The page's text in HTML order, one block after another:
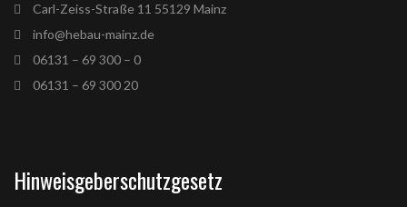
Carl-Zeiss-Straße 11 55129 Mainz
info@hebau-mainz.de
06131 – 69 300 – 0
06131 – 69 300 20
Hinweisgeberschutzgesetz